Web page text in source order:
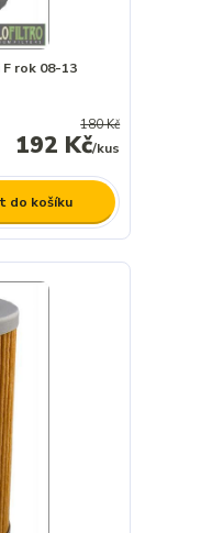
rok 08-13
180 Kč
192 Kč/kus
do košíku